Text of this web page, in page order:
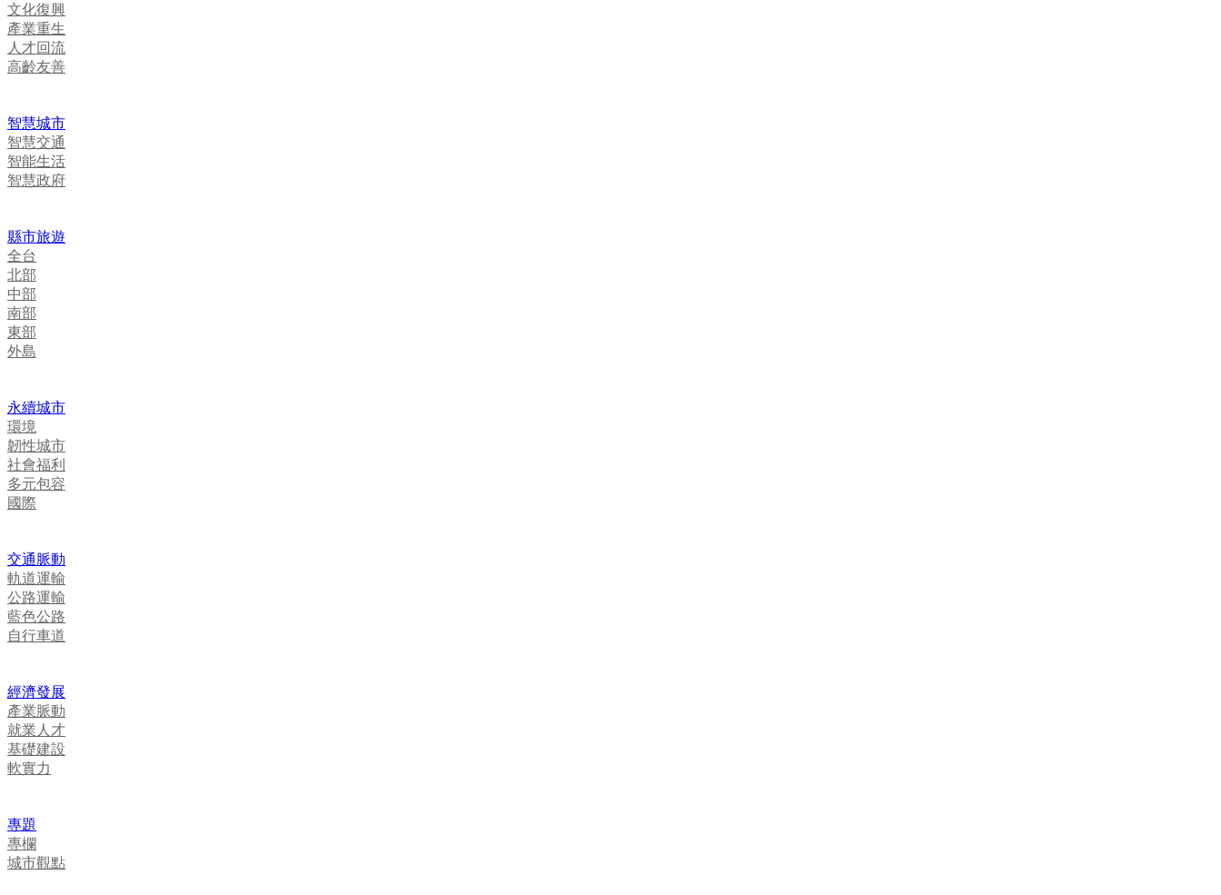
文化復興
產業重生
人才回流
高齡友善
智慧城市
智慧交通
智能生活
智慧政府
縣市旅遊
全台
北部
中部
南部
東部
外島
永續城市
環境
韌性城市
社會福利
多元包容
國際
交通脈動
軌道運輸
公路運輸
藍色公路
自行車道
經濟發展
產業脈動
就業人才
基礎建設
軟實力
專題
專欄
城市觀點